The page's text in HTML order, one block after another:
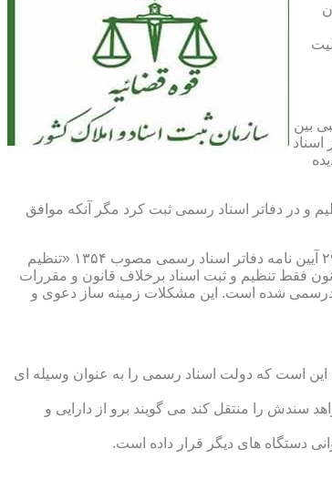
بین
مصوب ۱۳۱۷ مقرر شده که هیچ سندی را نمی توان، تنظیم و در دفاتر اسناد رسمی ثبت کرد مگر آنکه موافق
ماده ۲۹ و ثبت اسناد رسمی: قانونگذار فقط تنظیم و ثبت اسناد برخلاف قانون و مقررات موضوعه را تخلف و مستوجب مجازات دانسته است ولی ماده ۲۹ آیین نامه دفاتر اسناد رسمی مصوب ۱۳۵۴ «تنظیم
فقط تنظیم و ثبت اسناد برخلاف قانون و مقررات
شده است. این مشکلات زمینه ساز دعوی و
این است که دولت اسناد رسمی را به عنوان وسیله ای
را منتقل کند می گویند برو از دارایی و
دستگاه های دیگر قرار داده است.